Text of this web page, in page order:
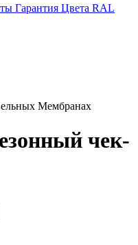
Гарантия Цвета RAL
Мембранах
чек-